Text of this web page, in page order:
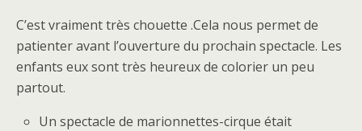
C’est vraiment très chouette .Cela nous permet de
patienter avant l’ouverture du prochain spectacle. Les
enfants eux sont très heureux de colorier un peu
partout.
Un spectacle de marionnettes-cirque était